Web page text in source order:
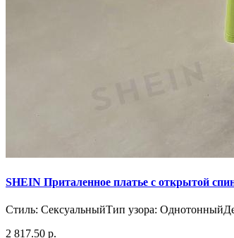
SHEIN Приталенное платье с открытой
Стиль: СексуальныйТип узора:
2 817.50 р.